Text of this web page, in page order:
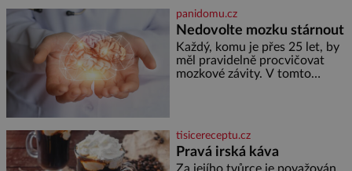
ale doprovázena ohromným
dědictvím
panidomu.cz
Nedovolte mozku stárnout
Každý, komu je přes 25 let, by
měl pravidelně procvičovat
mozkové závity. V tomto
marně v paměti lovíte název
knížky, kterou jste nedávno
přečetli. Je to opravdu tak, s
tisicereceptu.cz
Pravá irská káva